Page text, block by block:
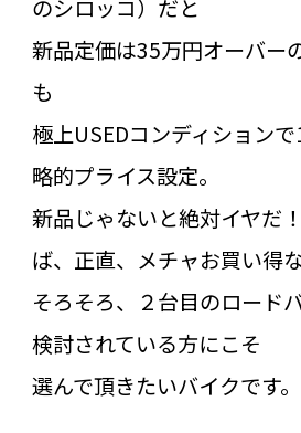
のシロッコ）だと
新品定価は35万円オーバー
も
極上USEDコンディション
略的プライス設定。
新品じゃないと絶対イヤだ
ば、正直、メチャお買い得な
そろそろ、２台目のロード
検討されている方にこそ
選んで頂きたいバイクです。